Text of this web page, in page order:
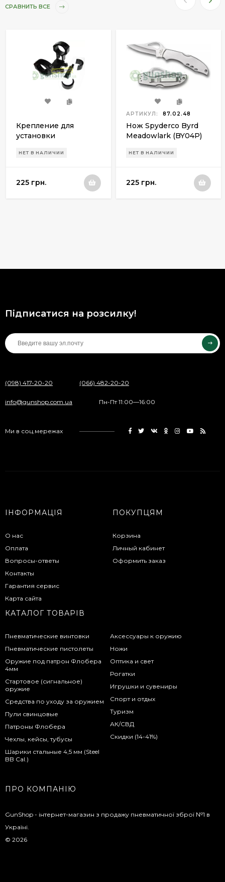
СРАВНИТЬ ВСЕ
Крепление для
установки
КМ11 Unitary Mount
НЕТ В НАЛИЧИИ
225 грн.
АРТИКУЛ: 87.02.48
Нож Spyderco Byrd
Meadowlark (BY04P)
НЕТ В НАЛИЧИИ
225 грн.
Підписатися на розсилку!
(098) 417-20-20 (066) 482-20-20
info@gunshop.com.ua Пн-Пт 11:00—16:00
Ми в соц.мережах
ІНФОРМАЦІЯ
О нас
Оплата
Вопросы-ответы
Контакты
Гарантия сервис
Карта сайта
ПОКУПЦЯМ
Корзина
Личный кабинет
Оформить заказ
КАТАЛОГ ТОВАРІВ
Пневматические винтовки
Пневматические пистолеты
Оружие под патрон Флобера
4мм
Стартовое (сигнальное)
оружие
Средства по уходу за оружием
Пули свинцовые
Патроны Флобера
Чехлы, кейсы, тубусы
Шарики стальные 4,5 мм (Steel
BB Cal.)
Аксессуары к оружию
Ножи
Оптика и свет
Рогатки
Игрушки и сувениры
Спорт и отдых
Туризм
АК/СВД
Скидки (14-41%)
ПРО КОМПАНІЮ
GunShop - інтернет-магазин з продажу пневматичної зброї №1 в
Україні.
© 2026